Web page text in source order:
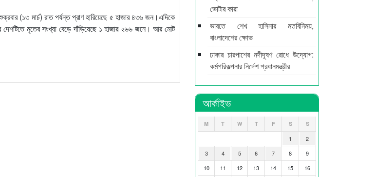
(১৩ মার্চ) রাত পর্যন্ত প্রাণ হারিয়েছে ৫ হাজার ৪৩৬ জন।এদিকে
মৃতের সংখ্যা বেড়ে দাঁড়িয়েছে ১ হাজার ২৬৬ জনে। আর মোট
ভোটার কারা
ভারতে শেখ হাসিনার মতবিনিময়,
বাংলাদেশের ক্ষোভ
ঢাকার চারপাশের নদীদূষণ রোধে উদ্যোগ:
কর্মপরিকল্পনার নির্দেশ প্রধানমন্ত্রীর
আর্কাইভ
M T W T F S S
1
2
3
4 5 6 7 8
9
10
11 12 13 14 15
16